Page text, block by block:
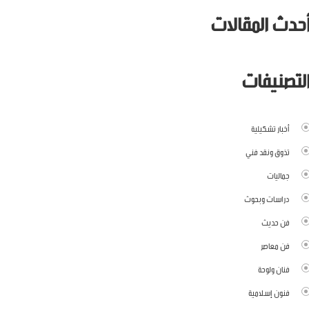
المقالات
أخبار تشكيلية
تذوق ونقد فني
جماليات
دراسات وبحوث
فن حديث
فن معاصر
فنان ولوحة
فنون إسلامية